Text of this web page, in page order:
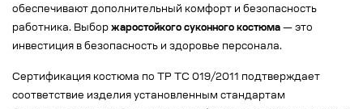
обеспечивают дополнительный комфорт и безопасность
работника. Выбор жаростойкого суконного костюма — это
инвестиция в безопасность и здоровье персонала.
Сертификация костюма по ТР ТС 019/2011 подтверждает
соответствие изделия установленным стандартам